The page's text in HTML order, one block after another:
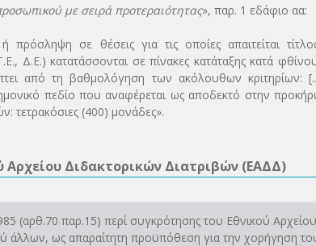
με σειρά προτεραιότητας», παρ. 1 εδάφιο αα:
πρόσληψη σε θέσεις για τις οποίες απαιτείται
Δ.Ε.) κατατάσσονται σε πίνακες κατάταξης κατά
από τη βαθμολόγηση των ακόλουθων κριτηρίων:
πεδίο που αναφέρεται ως αποδεκτό στην
τετρακόσιες (400) μονάδες».
Αρχείου Διδακτορικών Διατριβών (ΕΑΔΔ)
(αρθ.70 παρ.15) περί συγκρότησης του Εθνικού
άλλων, ως απαραίτητη προϋπόθεση για την χορήγηση